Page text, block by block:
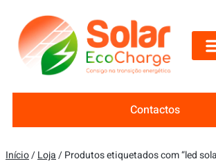
Contactos
Início/Loja/ Produtos etiquetados com “led